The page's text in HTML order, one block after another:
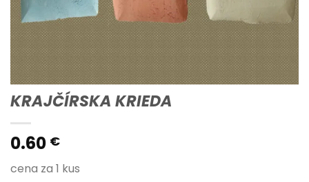
KRAJČÍRSKA KRIEDA
0.60 €
cena za 1 kus